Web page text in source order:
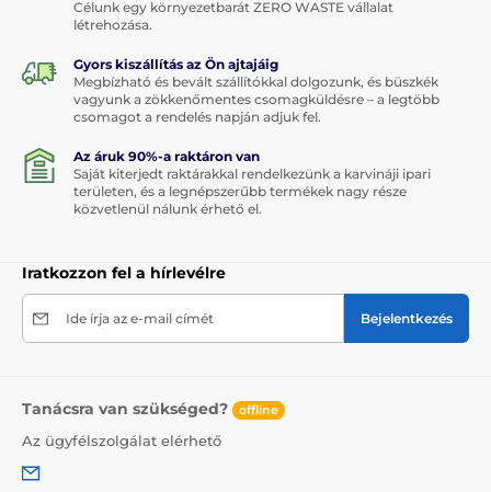
Célunk egy környezetbarát ZERO WASTE vállalat
létrehozása.
Gyors kiszállítás az Ön ajtajáig
Megbízható és bevált szállítókkal dolgozunk, és büszkék
vagyunk a zökkenőmentes csomagküldésre – a legtöbb
csomagot a rendelés napján adjuk fel.
Az áruk 90%-a raktáron van
Saját kiterjedt raktárakkal rendelkezünk a karvináji ipari
területen, és a legnépszerűbb termékek nagy része
közvetlenül nálunk érhető el.
Iratkozzon fel a hírlevélre
Ide írja az e-mail címét Bejelentkezés
Tanácsra van szükséged? offline
Az ügyfélszolgálat elérhető